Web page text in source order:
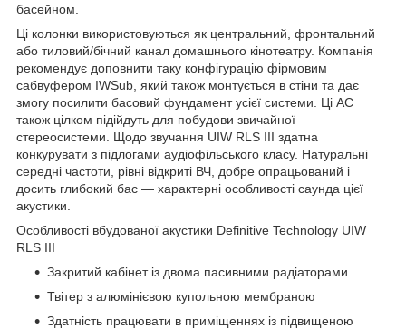
басейном.
Ці колонки використовуються як центральний, фронтальний
або тиловий/бічний канал домашнього кінотеатру. Компанія
рекомендує доповнити таку конфігурацію фірмовим
сабвуфером IWSub, який також монтується в стіни та дає
змогу посилити басовий фундамент усієї системи. Ці АС
також цілком підійдуть для побудови звичайної
стереосистеми. Щодо звучання UIW RLS III здатна
конкурувати з підлогами аудіофільського класу. Натуральні
середні частоти, рівні відкриті ВЧ, добре опрацьований і
досить глибокий бас — характерні особливості саунда цієї
акустики.
Особливості вбудованої акустики Definitive Technology UIW
RLS III
Закритий кабінет із двома пасивними радіаторами
Твітер з алюмінієвою купольною мембраною
Здатність працювати в приміщеннях із підвищеною